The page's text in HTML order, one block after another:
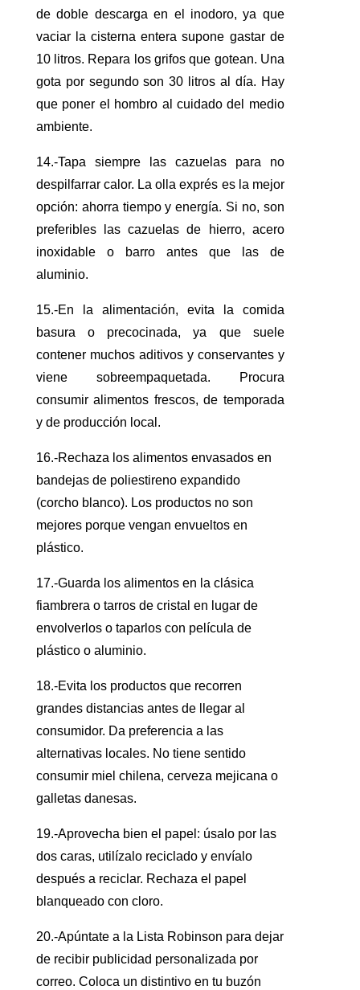
de doble descarga en el inodoro, ya que
vaciar la cisterna entera supone gastar de
10 litros. Repara los grifos que gotean. Una
gota por segundo son 30 litros al día. Hay
que poner el hombro al cuidado del medio
ambiente.
14.-Tapa siempre las cazuelas para no
despilfarrar calor. La olla exprés es la mejor
opción: ahorra tiempo y energía. Si no, son
preferibles las cazuelas de hierro, acero
inoxidable o barro antes que las de
aluminio.
15.-En la alimentación, evita la comida
basura o precocinada, ya que suele
contener muchos aditivos y conservantes y
viene sobreempaquetada. Procura
consumir alimentos frescos, de temporada
y de producción local.
16.-Rechaza los alimentos envasados en
bandejas de poliestireno expandido
(corcho blanco). Los productos no son
mejores porque vengan envueltos en
plástico.
17.-Guarda los alimentos en la clásica
fiambrera o tarros de cristal en lugar de
envolverlos o taparlos con película de
plástico o aluminio.
18.-Evita los productos que recorren
grandes distancias antes de llegar al
consumidor. Da preferencia a las
alternativas locales. No tiene sentido
consumir miel chilena, cerveza mejicana o
galletas danesas.
19.-Aprovecha bien el papel: úsalo por las
dos caras, utilízalo reciclado y envíalo
después a reciclar. Rechaza el papel
blanqueado con cloro.
20.-Apúntate a la Lista Robinson para dejar
de recibir publicidad personalizada por
correo. Coloca un distintivo en tu buzón